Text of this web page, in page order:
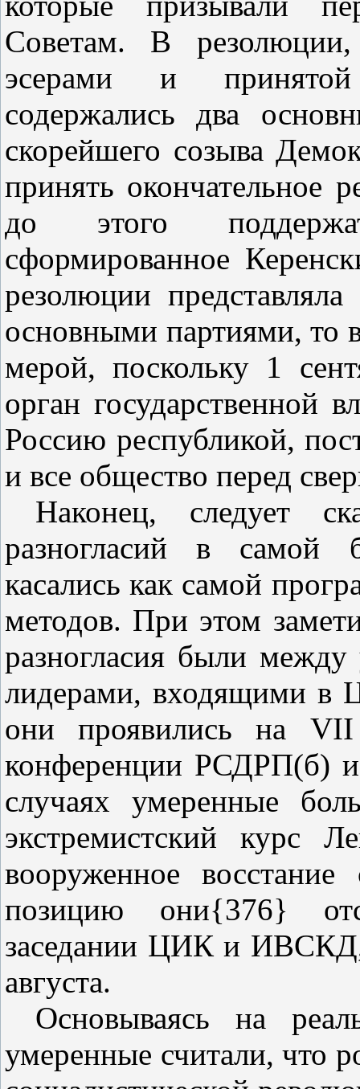
Советам. В
эсерами и принятой
содержались два
скорейшего созыва
принять окончательное
до этого
сформированное
резолюции
основными партиями, то
мерой, поскольку 1
орган государственной
Россию республикой,
и все общество перед
Наконец, следует
разногласий в самой
касались как самой
методов. При этом
разногласия были
лидерами, входящими в
они проявились на VII
конференции РСДРП(б)
случаях умеренные
экстремистский курс
вооруженное
позицию они{376}
заседании ЦИК и
августа.
Основываясь на
умеренные считали, что